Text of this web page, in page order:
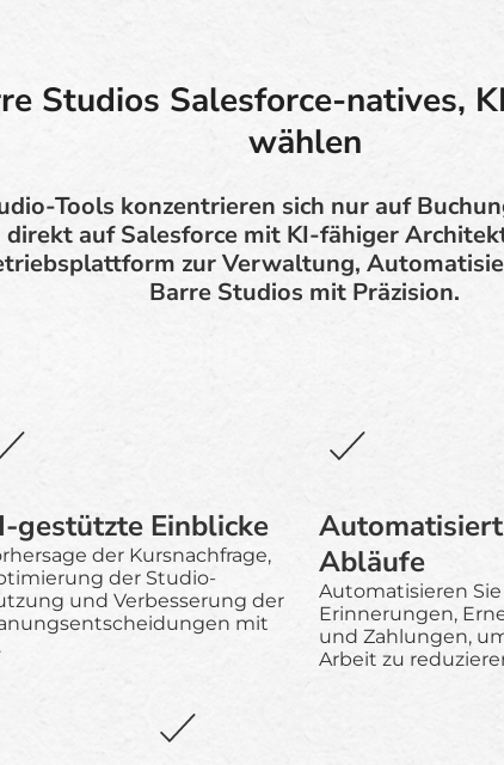
Studios Salesforce-natives,
wählen
Tools konzentrieren sich nur auf
direkt auf Salesforce mit KI-fähiger
zur Verwaltung,
Barre Studios mit Präzision.
gestützte Einblicke
der Kursnachfrage,
der Studio-
und Verbesserung der
mit
Abläufe
Automatisieren
Erinnerungen,
und Zahlungen,
Arbeit zu